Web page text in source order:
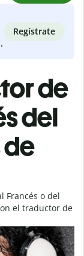
Regístrate
de
del
Francés o del
el traductor de